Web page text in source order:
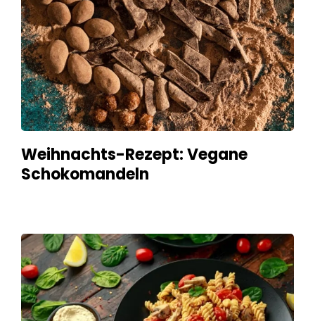
Weihnachts-Rezept: Vegane
Schokomandeln